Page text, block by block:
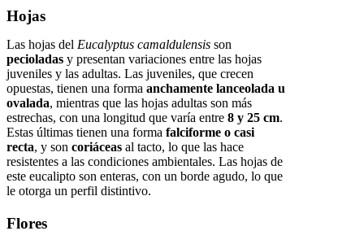
Hojas
Las hojas del Eucalyptus camaldulensis son
pecioladas y presentan variaciones entre las hojas
juveniles y las adultas. Las juveniles, que crecen
opuestas, tienen una forma anchamente lanceolada u
ovalada, mientras que las hojas adultas son más
estrechas, con una longitud que varía entre 8 y 25 cm.
Estas últimas tienen una forma falciforme o casi
recta, y son coriáceas al tacto, lo que las hace
resistentes a las condiciones ambientales. Las hojas de
este eucalipto son enteras, con un borde agudo, lo que
le otorga un perfil distintivo.
Flores